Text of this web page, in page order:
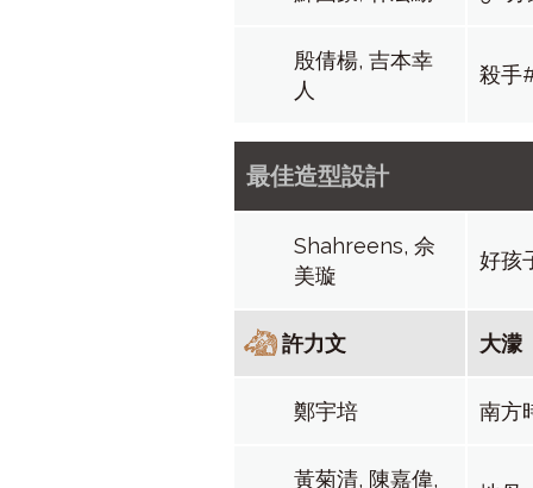
殷倩楊, 吉本幸
人
殺手
最佳造型設計
Shahreens, 佘
美璇
好孩
許力文 大濛
鄭宇培 南方
黃菊清, 陳嘉偉,